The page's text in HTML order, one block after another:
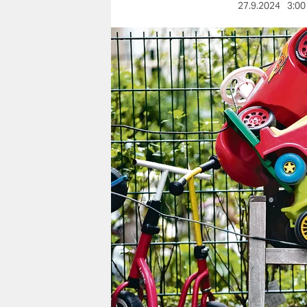
nord
wahrheit
verlag
verlag
veranstaltungen
shop
fragen & hilfe
unterstützen
abo
genossenschaft
27.9.2024